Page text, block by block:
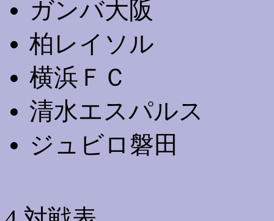
ガンバ大阪
柏レイソル
横浜ＦＣ
清水エスパルス
ジュビロ磐田